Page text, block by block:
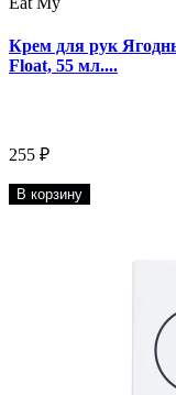
Крем для рук
Float, 55 мл....
255 ₽
В корзину